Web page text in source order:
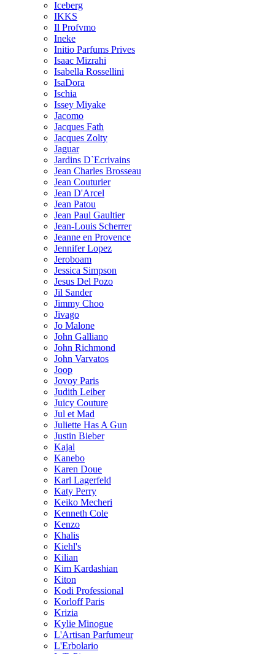
Iceberg
IKKS
Il Profvmo
Ineke
Initio Parfums Prives
Isaac Mizrahi
Isabella Rossellini
IsaDora
Ischia
Issey Miyake
Jacomo
Jacques Fath
Jacques Zolty
Jaguar
Jardins D`Ecrivains
Jean Charles Brosseau
Jean Couturier
Jean D'Arcel
Jean Patou
Jean Paul Gaultier
Jean-Louis Scherrer
Jeanne en Provence
Jennifer Lopez
Jeroboam
Jessica Simpson
Jesus Del Pozo
Jil Sander
Jimmy Choo
Jivago
Jo Malone
John Galliano
John Richmond
John Varvatos
Joop
Jovoy Paris
Judith Leiber
Juicy Couture
Jul et Mad
Juliette Has A Gun
Justin Bieber
Kajal
Kanebo
Karen Doue
Karl Lagerfeld
Katy Perry
Keiko Mecheri
Kenneth Cole
Kenzo
Khalis
Kiehl's
Kilian
Kim Kardashian
Kiton
Kodi Professional
Korloff Paris
Krizia
Kylie Minogue
L'Artisan Parfumeur
L'Erbolario